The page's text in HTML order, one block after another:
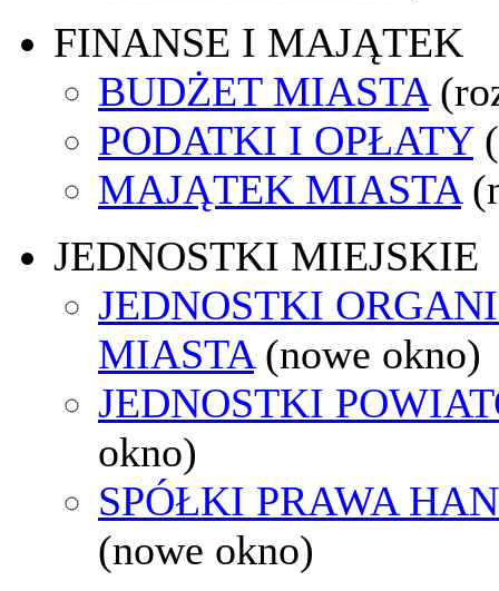
FINANSE I MAJĄTEK
BUDŻET MIASTA
PODATKI I OPŁATY
MAJĄTEK MIASTA
JEDNOSTKI MIEJSKIE
JEDNOSTKI
MIASTA (nowe okno)
JEDNOSTKI
okno)
SPÓŁKI PRAWA
(nowe okno)